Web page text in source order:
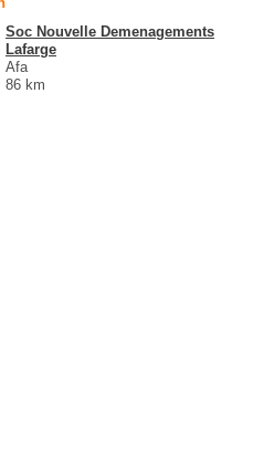
Soc Nouvelle Demenagements
Lafarge
Afa
86 km